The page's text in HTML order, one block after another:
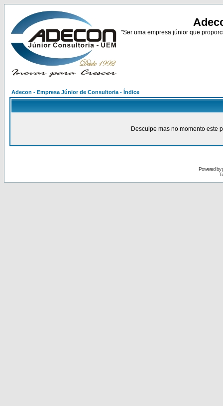
"Ser uma empresa júnior que
Adecon - Empresa Júnior de Consultoria - Índice
Desculpe mas no momento este
Powered by